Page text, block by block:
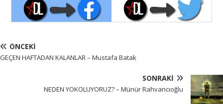
ÖNCEKI
GEÇEN HAFTADAN KALANLAR – Mustafa Batak
SONRAKI
NEDEN YOKOLUYORUZ? – Münür Rahvancıoğlu